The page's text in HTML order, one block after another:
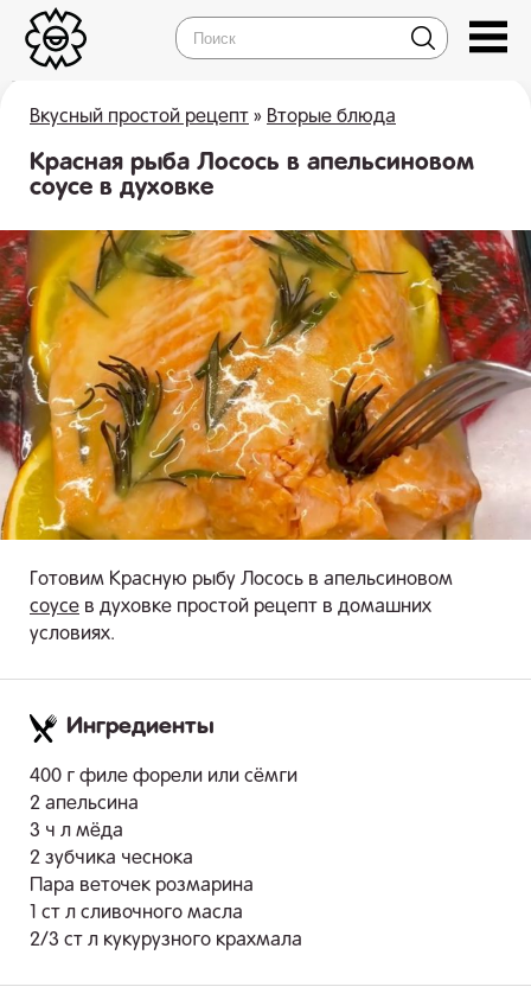
Вкусный простой рецепт » Вторые блюда
Красная рыба Лосось в апельсиновом
соусе в духовке
Готовим Красную рыбу Лосось в апельсиновом
соусе в духовке простой рецепт в домашних
условиях.
Ингредиенты
400 г филе форели или сёмги
2 апельсина
3 ч л мёда
2 зубчика чеснока
Пара веточек розмарина
1 ст л сливочного масла
2/3 ст л кукурузного крахмала